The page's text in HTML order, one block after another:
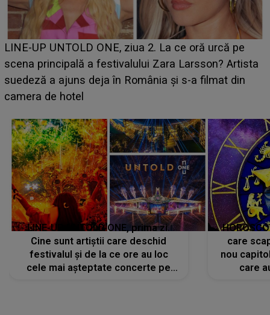
Ce a dezvăluit noua concurentă din "Casa Iubirii" l-a
luat prin surprindere pe Emanuel. CINE ESTE
BĂIATUL VIZAT de Alexandra?! Aflându-se în fața
faptului împlinit, A RECUNOSCUT IMEDIAT: "Am
LINE-UP UNTOLD ONE, prima zi.
Cine sunt artiștii care deschid
festivalul și de la ce ore au loc
cele mai așteptate concerte pe
care
nou
care